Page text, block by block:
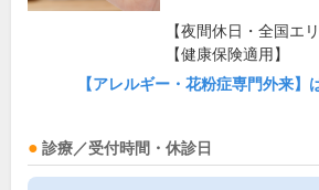
【夜間休日・全国エリ
【健康保険適用】
【アレルギー・花粉症専門外来】
診療／受付時間・休診日